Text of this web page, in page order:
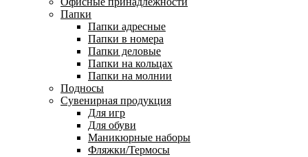
Папки
Папки адресные
Папки в номера
Папки деловые
Папки на кольцах
Папки на молнии
Подносы
Сувенирная продукция
Для игр
Для обуви
Маникюрные наборы
Фляжки/Термосы